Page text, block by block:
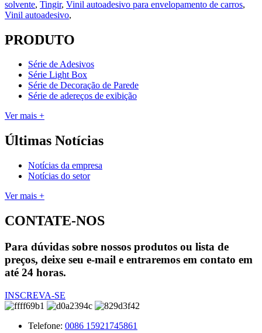
solvente, Tingir, Vinil autoadesivo para envelopamento de carros,
Vinil autoadesivo,
PRODUTO
Série de Adesivos
Série Light Box
Série de Decoração de Parede
Série de adereços de exibição
Ver mais +
Últimas Notícias
Notícias da empresa
Notícias do setor
Ver mais +
CONTATE-NOS
Para dúvidas sobre nossos produtos ou lista de
preços, deixe seu e-mail e entraremos em contato em
até 24 horas.
INSCREVA-SE
Telefone: 0086 15921745861